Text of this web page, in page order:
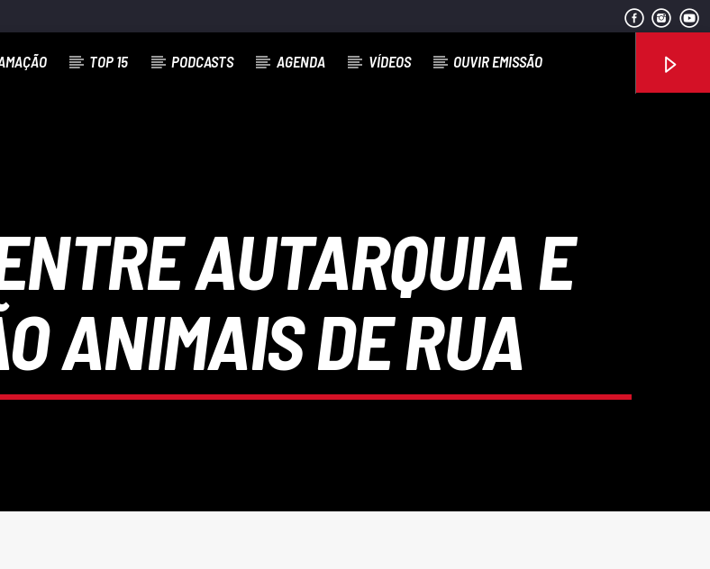
TOP 15 PODCASTS AGENDA VÍDEOS OUVIR EMISSÃO
AUTARQUIA E
ANIMAIS DE RUA